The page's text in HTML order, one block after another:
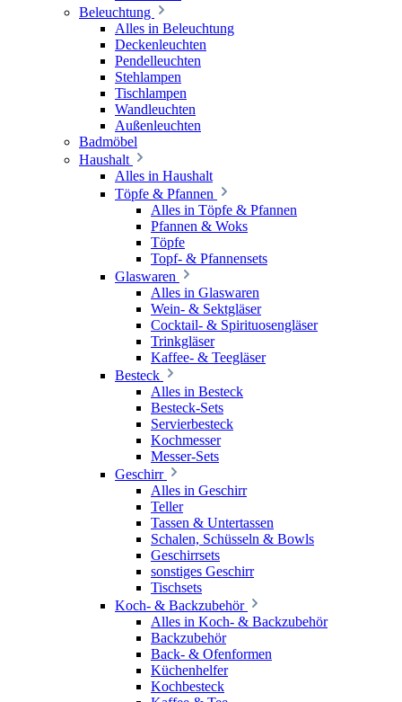
Beleuchtung
Alles in Beleuchtung
Deckenleuchten
Pendelleuchten
Stehlampen
Tischlampen
Wandleuchten
Außenleuchten
Badmöbel
Haushalt
Alles in Haushalt
Töpfe & Pfannen
Alles in Töpfe & Pfannen
Pfannen & Woks
Töpfe
Topf- & Pfannensets
Glaswaren
Alles in Glaswaren
Wein- & Sektgläser
Cocktail- & Spirituosengläser
Trinkgläser
Kaffee- & Teegläser
Besteck
Alles in Besteck
Besteck-Sets
Servierbesteck
Kochmesser
Messer-Sets
Geschirr
Alles in Geschirr
Teller
Tassen & Untertassen
Schalen, Schüsseln & Bowls
Geschirrsets
sonstiges Geschirr
Tischsets
Koch- & Backzubehör
Alles in Koch- & Backzubehör
Backzubehör
Back- & Ofenformen
Küchenhelfer
Kochbesteck